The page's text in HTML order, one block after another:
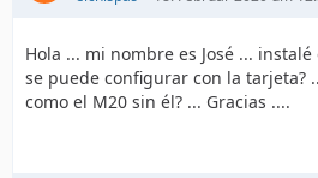
Hola ... mi nombre es José ...
se puede configurar con la tarjeta?
como el M20 sin él? ... Gracias ....